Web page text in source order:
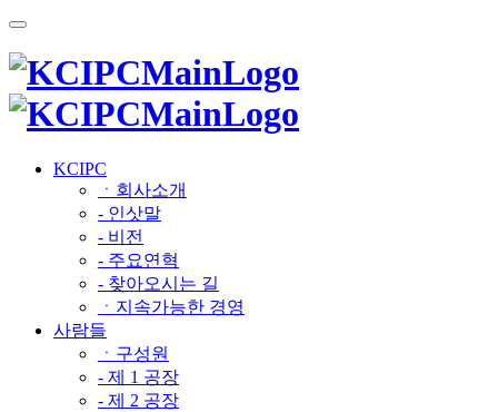
KCIPC
ㆍ회사소개
- 인삿말
- 비전
- 주요연혁
- 찾아오시는 길
ㆍ지속가능한 경영
사람들
ㆍ구성원
- 제 1 공장
- 제 2 공장